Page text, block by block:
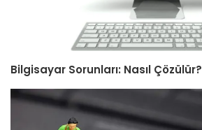
Bilgisayar Sorunları: Nasıl Çözülür?